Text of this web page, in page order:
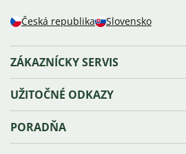
Česká republika Slovensko
ZÁKAZNÍCKY SERVIS
Doprava a platba
Reklamácie, výmena a vrátenie tovaru
Ochrana osobných údajov
Obchodné podmienky
Sledovanie zásielky
UŽITOČNÉ ODKAZY
Vernostný program Olivie⁺
Blog
Náš príbeh
PORADŇA